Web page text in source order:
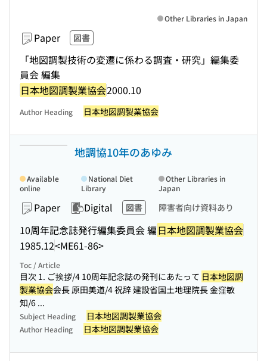
Paper 図書
「地図調製技術の変遷に係わる調査・研究」編集委
員会 編集
日本地図調製業協会2000.10
Other Libraries in Japan
Author Heading 日本地図調製業協会
地調協10年のあゆみ
Paper Digital 図書 障害者向け資料あり
10周年記念誌発行編集委員会 編日本地図調製業協会
1985.12<ME61-86>
Available
online
National Diet
Library
Other Libraries in
Japan
Toc / Article
目次 1. ご挨拶/4 10周年記念誌の発刊にあたって 日本地図調
製業協会会長 原田美道/4 祝辞 建設省国土地理院長 金窪敏
知/6 ...
Subject Heading 日本地図調製業協会
Author Heading 日本地図調製業協会